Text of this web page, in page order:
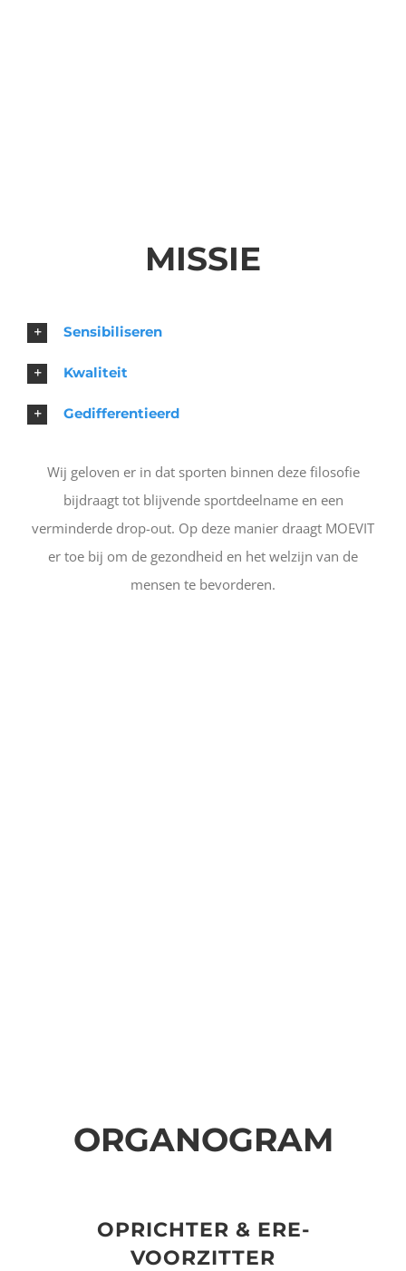
MISSIE
Sensibiliseren
Kwaliteit
Gedifferentieerd
Wij geloven er in dat sporten binnen deze filosofie
bijdraagt tot blijvende sportdeelname en een
verminderde drop-out. Op deze manier draagt MOEVIT
er toe bij om de gezondheid en het welzijn van de
mensen te bevorderen.
ORGANOGRAM
OPRICHTER & ERE-
VOORZITTER